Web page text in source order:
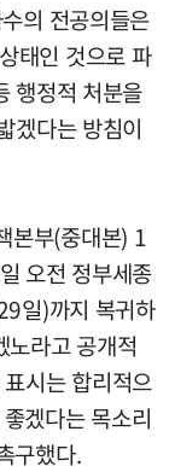
의 전공의들은
태인 것으로 파
행정적 처분을
겠다는 방침이
본부(중대본) 1
오전 정부세종
일)까지 복귀하
노라고 공개적
시는 합리적으
겠다는 목소리
구했다.